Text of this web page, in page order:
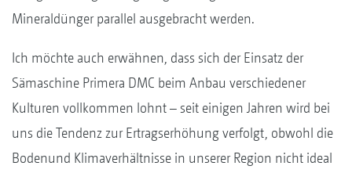
Mineraldünger parallel ausgebracht werden.
Ich möchte auch erwähnen, dass sich der Einsatz der
Sämaschine Primera DMC beim Anbau verschiedener
Kulturen vollkommen lohnt – seit einigen Jahren wird bei
uns die Tendenz zur Ertragserhöhung verfolgt, obwohl die
Bodenund Klimaverhältnisse in unserer Region nicht ideal